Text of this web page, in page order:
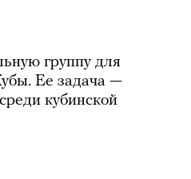
группу для
Ее задача —
кубинской